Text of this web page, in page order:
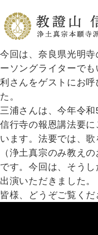
今回は、奈良県光明
ーソングライターで
利さんをゲストにお
た。
三浦さんは、今年令
信行寺の報恩講法要
います。法要では、
（浄土真宗のみ教え
です。今回は、そう
出演いただきました。
皆様、どうぞご覧くだ